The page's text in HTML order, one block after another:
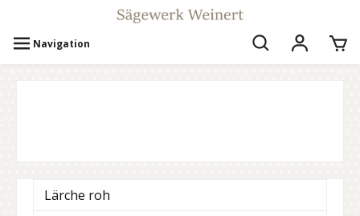
Navigation
Lärche roh